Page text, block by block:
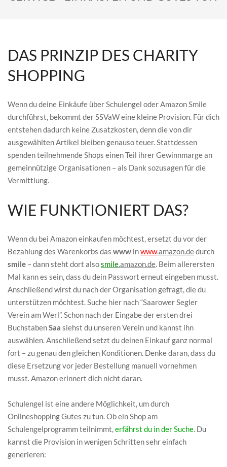
DAS PRINZIP DES CHARITY
SHOPPING
Wenn du deine Einkäufe über Schulengel oder Amazon Smile
durchführst, bekommt der SSVaW eine kleine Provision. Für dich
entstehen dadurch keine Zusatzkosten, denn die von dir
ausgewählten Artikel bleiben genauso teuer. Stattdessen
spenden teilnehmende Shops einen Teil ihrer Gewinnmarge an
gemeinnützige Organisationen – als Dank sozusagen für die
Vermittlung.
WIE FUNKTIONIERT DAS?
Wenn du bei Amazon einkaufen möchtest, ersetzt du vor der
Bezahlung des Warenkorbs das www inwww.amazon.dedurch
smile – dann steht dort alsosmile.amazon.de. Beim allerersten
Mal kann es sein, dass du dein Passwort erneut eingeben musst.
Anschließend wirst du nach der Organisation gefragt, die du
unterstützen möchtest. Suche hier nach “Saarower Segler
Verein am Werl”. Schon nach der Eingabe der ersten drei
BuchstabenSaa siehst du unseren Verein und kannst ihn
auswählen. Anschließend setzt du deinen Einkauf ganz normal
fort – zu genau den gleichen Konditionen. Denke daran, dass du
diese Ersetzung vor jeder Bestellung manuell vornehmen
musst. Amazon erinnert dich nicht daran.
Schulengel ist eine andere Möglichkeit, um durch
Onlineshopping Gutes zu tun. Ob ein Shop am
Schulengelprogramm teilnimmt,erfährst du in der Suche. Du
kannst die Provision in wenigen Schritten sehr einfach
generieren: